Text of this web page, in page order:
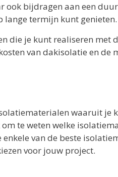
bijdragen aan een
lange termijn kunt genieten.
die je kunt realiseren met
van dakisolatie en de
waaruit je
te weten welke
van de beste
voor jouw project.